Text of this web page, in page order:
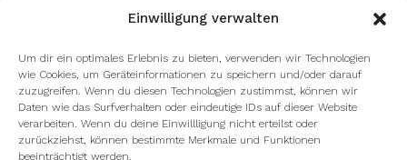
Einwilligung verwalten
Um dir ein optimales Erlebnis zu bieten, verwenden wir Technologien
wie Cookies, um Geräteinformationen zu speichern und/oder darauf
zuzugreifen. Wenn du diesen Technologien zustimmst, können wir
Daten wie das Surfverhalten oder eindeutige IDs auf dieser Website
verarbeiten. Wenn du deine Einwillligung nicht erteilst oder
zurückziehst, können bestimmte Merkmale und Funktionen
beeinträchtigt werden.